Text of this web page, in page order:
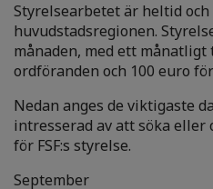
Styrelsearbetet är heltid
huvudstadsregionen.
månaden, med ett
ordföranden och 100 euro
Nedan anges de viktigaste
intresserad av att söka
för FSF:s styrelse.
September